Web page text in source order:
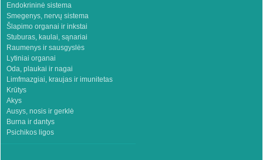
Endokrininė sistema
Smegenys, nervų sistema
Šlapimo organai ir inkstai
Stuburas, kaulai, sąnariai
Raumenys ir sausgyslės
Lytiniai organai
Oda, plaukai ir nagai
Limfmazgiai, kraujas ir imunitetas
Krūtys
Akys
Ausys, nosis ir gerklė
Burna ir dantys
Psichikos ligos